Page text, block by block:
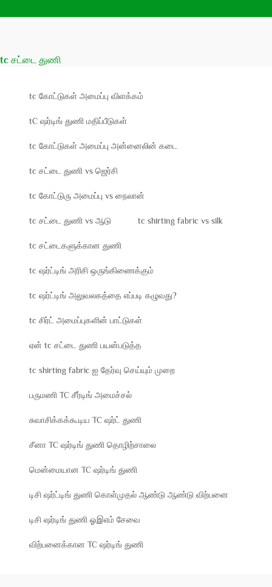
tc சட்டை துணி
tc கோட்டுகள் அமைப்பு விளக்கம்
tC ஷர்டிங் துணி மதிப்பீடுகள்
tc கோட்டுகள் அமைப்பு அன்னைலின் கடை
tc சட்டை துணி vs ஜெர்சி
tc கோட்டுரு அமைப்பு vs நைலான்
tc சட்டை துணி vs ஆடு tc shirting fabric vs silk
tc சட்டைகளுக்கான துணி
tc ஷர்ட்டிங் அரிசி ஒருங்கிணைக்கும்
tc ஷர்ட்டிங் அலுவலகத்தை எப்படி கழுவது?
tc சிர்ட் அமைப்புகளின் பாட்டுகள்
ஏன் tc சட்டை துணி பயன்படுத்த
tc shirting fabric ஐ தேர்வு செய்யும் முறை
பருமணி TC சீர்டிங் அமைச்சல்
சுவாசிக்கக்கூடிய TC ஷர்ட் துணி
சீனா TC ஷர்டிங் துணி தொழிற்சாலை
மென்மையான TC ஷர்டிங் துணி
டிசி ஷர்ட்டிங் துணி கொள்முதல் ஆண்டு ஆண்டு விற்பனை
டிசி ஷர்டிங் துணி ஓஇஎம் சேவை
விற்பனைக்கான TC ஷர்டிங் துணி